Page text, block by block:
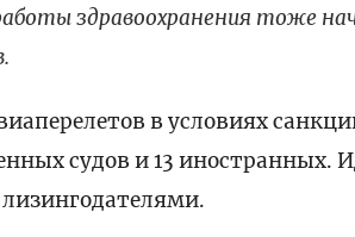
здравоохранения тоже
в условиях
судов и 13 иностранных.